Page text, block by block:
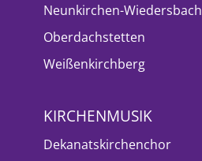
Neunkirchen-Wiedersbach
Oberdachstetten
Weißenkirchberg
KIRCHENMUSIK
Dekanatskirchenchor